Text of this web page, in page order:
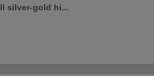
silver-gold hi...